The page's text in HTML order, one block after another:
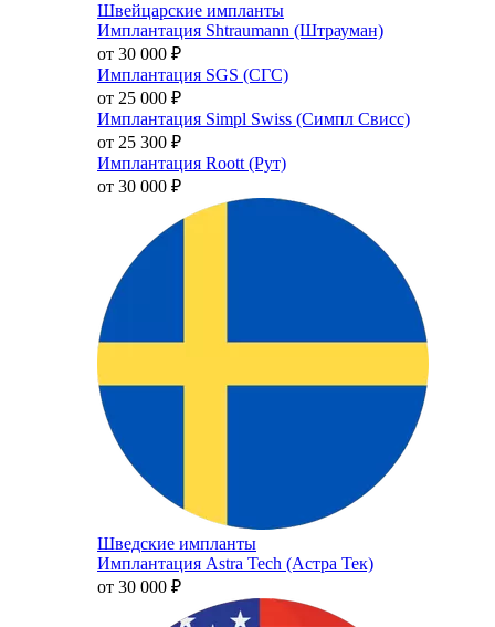
Швейцарские импланты
Имплантация Shtraumann (Штрауман)
от 30 000 ₽
Имплантация SGS (СГС)
от 25 000 ₽
Имплантация Simpl Swiss (Симпл Свисс)
от 25 300 ₽
Имплантация Roott (Рут)
от 30 000 ₽
Шведские импланты
Имплантация Astra Tech (Астра Тек)
от 30 000 ₽